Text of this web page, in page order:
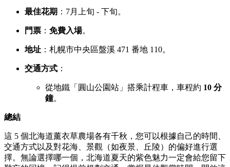
最佳花期 ：7月上旬 - 下旬。
門票 ： 免費入場。
地址 ：札幌市中央區盤溪 471 番地 110。
交通方式 ：
從地鐵「圓山公園站」搭乘計程車， 車程約 10 分
鐘。
總結
這 5 個北海道薰衣草農場各有千秋， 您可以根據自己的時間、
交通方式以及對花海、 景觀（如夜景、
丘陵）的偏好進行選
擇。 無論選擇哪一個， 北海道夏天的紫色魅力一定會給您留下